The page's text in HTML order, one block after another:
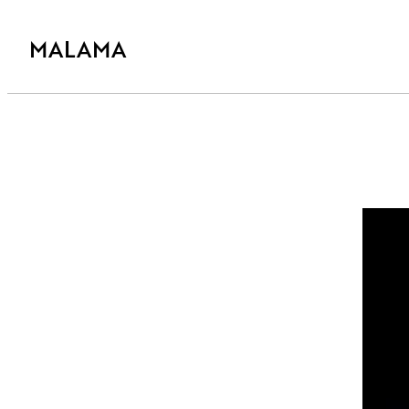
MALAMA